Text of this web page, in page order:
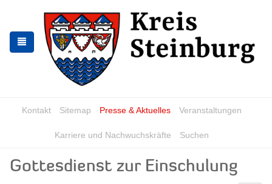
springen
springen
Kontakt Sitemap Presse & Aktuelles Veranstaltungen
Karriere und Nachwuchskräfte Suchen
Gottesdienst zur Einschulung